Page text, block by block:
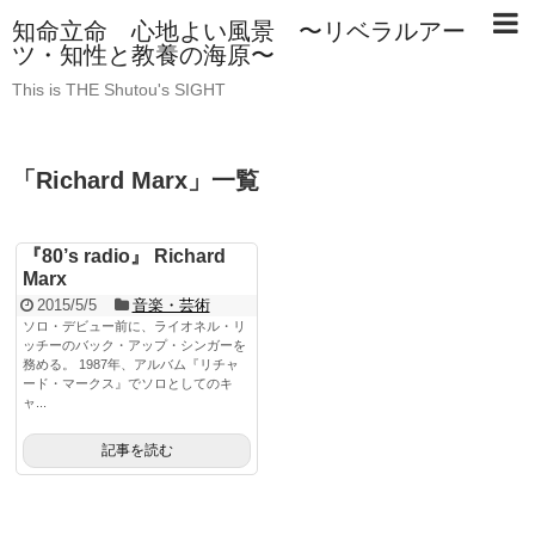
知命立命 心地よい風景 〜リベラルアー
ツ・知性と教養の海原〜
This is THE Shutou's SIGHT
「 Richard Marx 」 一覧
『80’s radio』 Richard
Marx
2015/5/5 音楽・芸術
ソロ・デビュー前に、ライオネル・リ
ッチーのバック・アップ・シンガーを
務める。 1987年、アルバム『リチャ
ード・マークス』でソロとしてのキ
ャ...
記事を読む